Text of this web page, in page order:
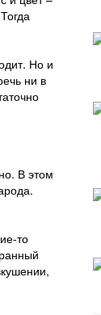
Но и
ни в
В этом
то